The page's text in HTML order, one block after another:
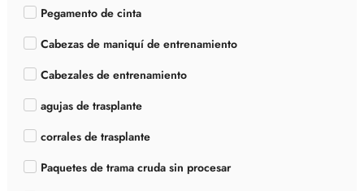
Pegamento de cinta
Cabezas de maniquí de entrenamiento
Cabezales de entrenamiento
agujas de trasplante
corrales de trasplante
Paquetes de trama cruda sin procesar